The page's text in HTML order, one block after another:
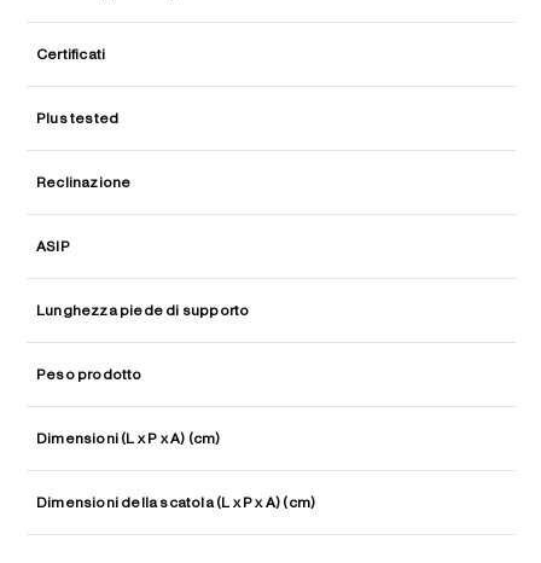
Certificati
Plus tested
Reclinazione
ASIP
Lunghezza piede di supporto
Peso prodotto
Dimensioni (L x P x A) (cm)
Dimensioni della scatola (L x P x A) (cm)